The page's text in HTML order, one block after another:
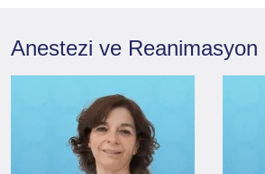
Anestezi ve Reanimasyon